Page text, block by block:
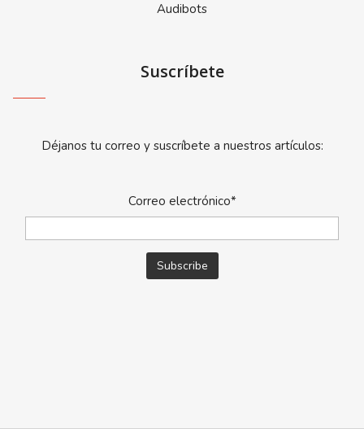
Audibots
Suscríbete
Déjanos tu correo y suscríbete a nuestros artículos:
Correo electrónico*